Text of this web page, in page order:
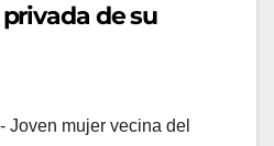
de su
Joven mujer vecina del